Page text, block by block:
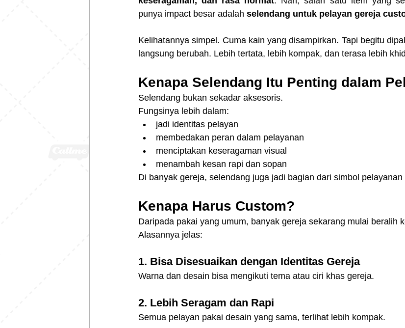
punya impact besar adalah selendang untuk pelayan gereja
Kelihatannya simpel. Cuma kain yang disampirkan. Tapi begitu
langsung berubah. Lebih tertata, lebih kompak, dan terasa lebih
Kenapa Selendang Itu Penting dalam
Selendang bukan sekadar aksesoris.
Fungsinya lebih dalam:
jadi identitas pelayan
membedakan peran dalam pelayanan
menciptakan keseragaman visual
menambah kesan rapi dan sopan
Di banyak gereja, selendang juga jadi bagian dari simbol pelayanan
Kenapa Harus Custom?
Daripada pakai yang umum, banyak gereja sekarang mulai beralih
Alasannya jelas:
1. Bisa Disesuaikan dengan Identitas Gereja
Warna dan desain bisa mengikuti tema atau ciri khas gereja.
2. Lebih Seragam dan Rapi
Semua pelayan pakai desain yang sama, terlihat lebih kompak.